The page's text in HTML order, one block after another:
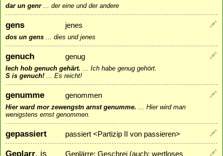
dar un genr... der eine und der andere
gens jenes
dos un gens dies und jenes
genuch genug
Iech hob genuch gehärt.
Ich habe genug gehört.
S is genuch!
Es reicht!
genumme genommen
Hier ward mor zewengstn arnst genumme.
Hier wird man
wenigstens ernst genommen.
gepassiert passiert <Partizip II von passieren>
Geplarr, is Geplärre; Geschrei (auch: wertloses